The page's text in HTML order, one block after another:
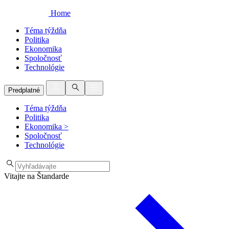
Home
Téma týždňa
Politika
Ekonomika
Spoločnosť
Technológie
Predplatné
Téma týždňa
Politika
Ekonomika >
Spoločnosť
Technológie
Vitajte na Štandarde